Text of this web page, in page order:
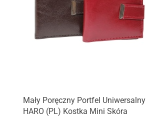
Mały Poręczny Portfel Uniwersalny
HARO (PL) Kostka Mini Skóra